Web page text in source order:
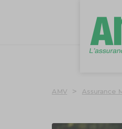
AMV > Assurance